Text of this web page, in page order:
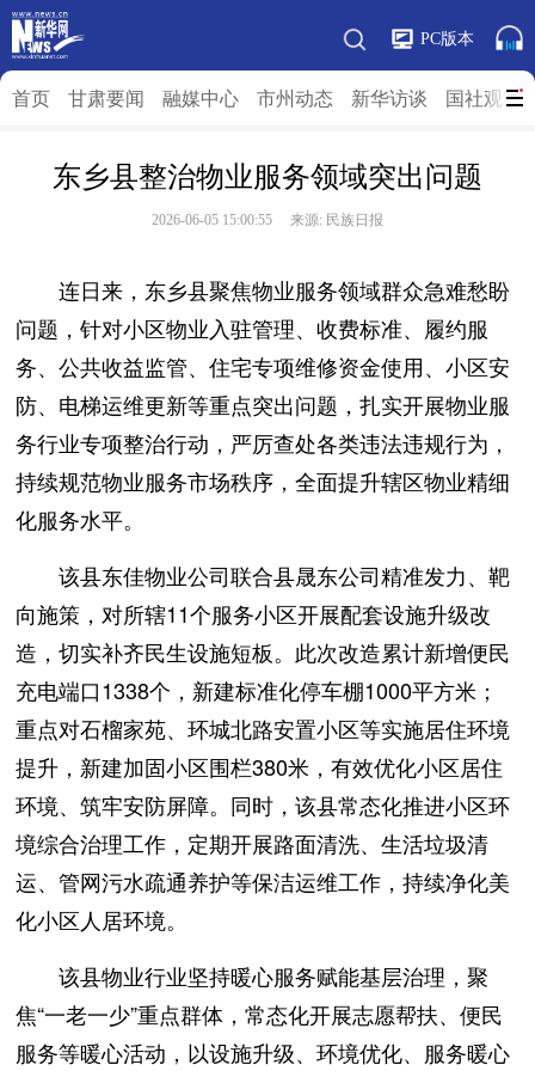
PC版本
首页 甘肃要闻 融媒中心 市州动态 新华访谈 国社观”陇
东乡县整治物业服务领域突出问题
2026-06-05 15:00:55 来源: 民族日报
连日来，东乡县聚焦物业服务领域群众急难愁盼
问题，针对小区物业入驻管理、收费标准、履约服
务、公共收益监管、住宅专项维修资金使用、小区安
防、电梯运维更新等重点突出问题，扎实开展物业服
务行业专项整治行动，严厉查处各类违法违规行为，
持续规范物业服务市场秩序，全面提升辖区物业精细
化服务水平。
该县东佳物业公司联合县晟东公司精准发力、靶
向施策，对所辖11个服务小区开展配套设施升级改
造，切实补齐民生设施短板。此次改造累计新增便民
充电端口1338个，新建标准化停车棚1000平方米；
重点对石榴家苑、环城北路安置小区等实施居住环境
提升，新建加固小区围栏380米，有效优化小区居住
环境、筑牢安防屏障。同时，该县常态化推进小区环
境综合治理工作，定期开展路面清洗、生活垃圾清
运、管网污水疏通养护等保洁运维工作，持续净化美
化小区人居环境。
该县物业行业坚持暖心服务赋能基层治理，聚
焦“一老一少”重点群体，常态化开展志愿帮扶、便民
服务等暖心活动，以设施升级、环境优化、服务暖心